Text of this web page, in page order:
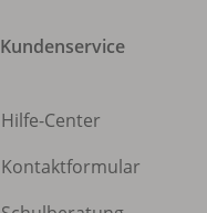
Kundenservice
Hilfe-Center
Kontaktformular